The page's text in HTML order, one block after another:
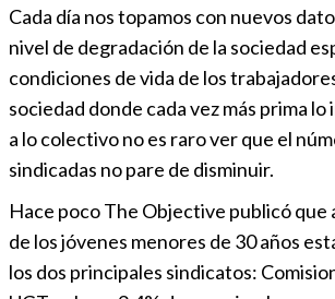
Cada día nos topamos con nuevos
nivel de degradación de la sociedad
condiciones de vida de los
sociedad donde cada vez más prima
a lo colectivo no es raro ver que el
sindicadas no pare de disminuir.
Hace poco The Objective publicó que
de los jóvenes menores de 30 años
los dos principales sindicatos: